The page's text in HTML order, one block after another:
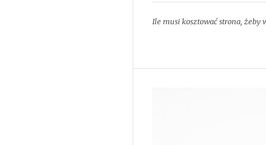
Ile musi kosztować strona,